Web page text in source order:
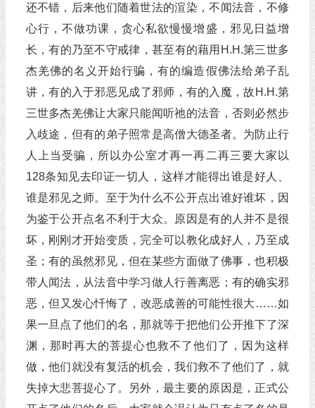
还不错，后来他们随着世法的渲染，不闻法音，不修
心行，不做功课，贪心私欲慢慢增盛，邪见日益增
长，有的乃至不守戒律，甚至有的藉用H.H.第三世多
杰羌佛的名义开始行骗，有的编造假佛法给弟子乱
讲，有的入于邪恶见成了邪师，有的入魔，故H.H.第
三世多杰羌佛让大家只能闻听祂的法音，否则必然步
入歧途，但有的弟子照常是高僧大德圣者。为防止行
人上当受骗，所以办公室才再一再二再三要大家以
128条知见去印证一切人，这样才能得出谁是好人、
谁是邪见之师。至于为什么不公开点出谁好谁坏，因
为鉴于公开点名不利于大众。原因是有的人并不是很
坏，刚刚才开始变质，完全可以教化成好人，乃至成
圣；有的虽然邪见，但在某些方面做了佛事，也积极
带人闻法，从法音中学习做人行善离恶；有的确实邪
恶，但又发心忏悔了，改恶成善的可能性很大……如
果一旦点了他们的名，那就等于把他们公开推下了深
渊，那时再大的菩提心也救不了他们了，因为这样
做，他们就没有复活的机会，我们救不了他们了，就
失掉大悲菩提心了。另外，最主要的原因是，正式公